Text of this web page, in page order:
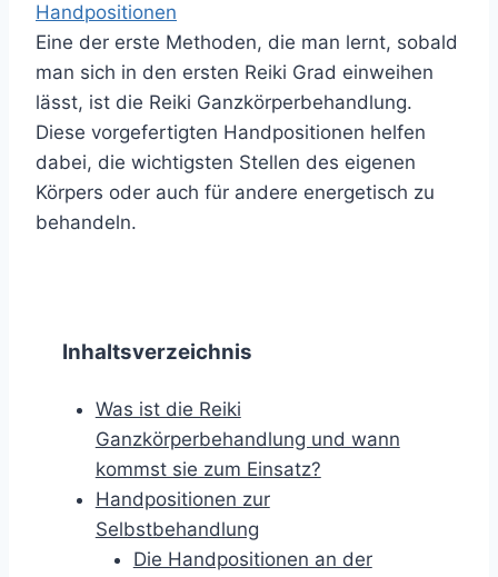
Handpositionen
Eine der erste Methoden, die man lernt, sobald
man sich in den ersten Reiki Grad einweihen
lässt, ist die Reiki Ganzkörperbehandlung.
Diese vorgefertigten Handpositionen helfen
dabei, die wichtigsten Stellen des eigenen
Körpers oder auch für andere energetisch zu
behandeln.
Inhaltsverzeichnis
Was ist die Reiki
Ganzkörperbehandlung und wann
kommst sie zum Einsatz?
Handpositionen zur
Selbstbehandlung
Die Handpositionen an der